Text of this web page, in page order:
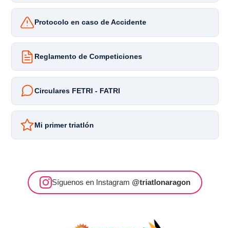
Protocolo en caso de Accidente
Reglamento de Competiciones
Circulares FETRI - FATRI
Mi primer triatlón
Síguenos en Instagram @triatlonaragon